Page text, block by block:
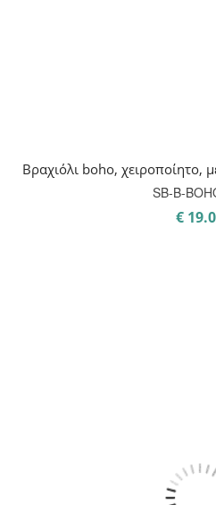
Βραχιόλι boho, χειροποίητο,
SB-B-
€